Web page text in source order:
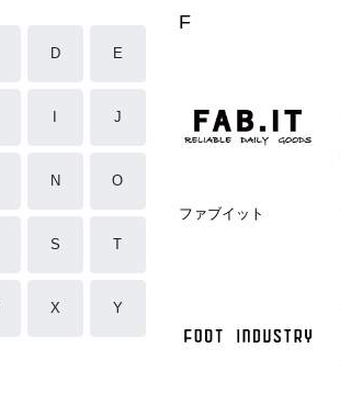
D E
J
N O
S T
X Y
F
ファブイット